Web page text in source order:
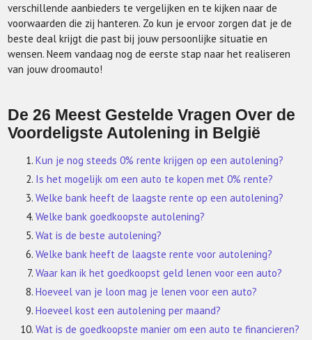
verschillende aanbieders te vergelijken en te kijken naar de
voorwaarden die zij hanteren. Zo kun je ervoor zorgen dat je de
beste deal krijgt die past bij jouw persoonlijke situatie en
wensen. Neem vandaag nog de eerste stap naar het realiseren
van jouw droomauto!
De 26 Meest Gestelde Vragen Over de
Voordeligste Autolening in België
Kun je nog steeds 0% rente krijgen op een autolening?
Is het mogelijk om een auto te kopen met 0% rente?
Welke bank heeft de laagste rente op een autolening?
Welke bank goedkoopste autolening?
Wat is de beste autolening?
Welke bank heeft de laagste rente voor autolening?
Waar kan ik het goedkoopst geld lenen voor een auto?
Hoeveel van je loon mag je lenen voor een auto?
Hoeveel kost een autolening per maand?
Wat is de goedkoopste manier om een auto te financieren?